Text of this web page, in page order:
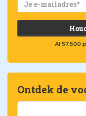
Al 57.500
Ontdek de